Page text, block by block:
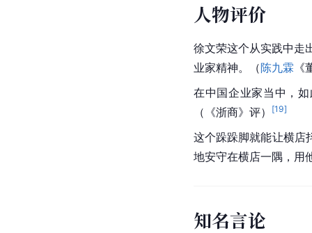
人物评价
徐文荣这个从实践中走
业家精神。（陈九霖
在中国企业家当中，
（《浙商》评）
[19]
这个跺跺脚就能让横店
地安守在横店一隅，用
知名言论